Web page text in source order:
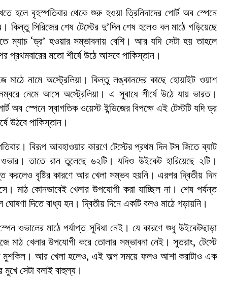
ঈদ সামগ্রী বিতরন
অফিসে ভয়াবহ দুর্নীতি
হলে বৃহস্পতিবার থেকে শুরু হওয়া ত্রিনিদাদের পোর্ট অব স্পেনে
কিন্তু সিরিজের শেষ টেস্টের দু’দিন শেষ হলেও বল মাঠে গড়িয়েছে
ম্যাচ ‘ড্র’ হওয়ার সম্ভাবনায় বেশি। আর যদি সেটা হয় তাহলে
প্রথমবারের মতো শীর্ষে উঠে আসবে পাকিস্তান।
মাঠে নামে অস্ট্রেলিয়া। কিন্তু লঙ্কানদের কাছে হোয়াইট ওয়াশ
নেমে আসে অস্ট্রেলিয়া। এ সুবাধে শীর্ষে উঠে যায় ভারত।
অব স্পেনে স্বাগতিক ওয়েস্ট ইন্ডিজের বিপক্ষে এই টেস্টটি যদি ড্র
উঠবে পাকিস্তান।
বিরূপ আবহাওয়ার কারণে টেস্টের প্রথম দিন টস জিতে ব্যাট
তাতে রান তুলেছে ৬২টি। যদিও উইকেট হারিয়েছে ২টি।
করলেও বৃষ্টির কারণে আর খেলা সম্ভব হয়নি। এরপর দ্বিতীয় দিন
মাঠ কোনভাবেই খেলার উপযোগী করা যাচ্ছিল না। শেষ পর্যন্ত
ঘোষণা দিতে বাধ্য হন। দ্বিতীয় দিনে একটি বলও মাঠে গড়ায়নি।
ওভালের মাঠে পর্যাপ্ত সুবিধা নেই। যে কারণে শুধু উইকেটছাড়া
মাঠ খেলার উপযোগী করে তোলার সম্ভাবনা নেই। সুতরাং, টেস্টে
মুশকিল। আর খেলা হলেও, এই অল্প সময়ে ফলও আশা করাটাও এক
মুখে সেটা বলাই বাহুল্য।